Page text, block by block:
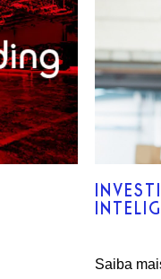
Saiba